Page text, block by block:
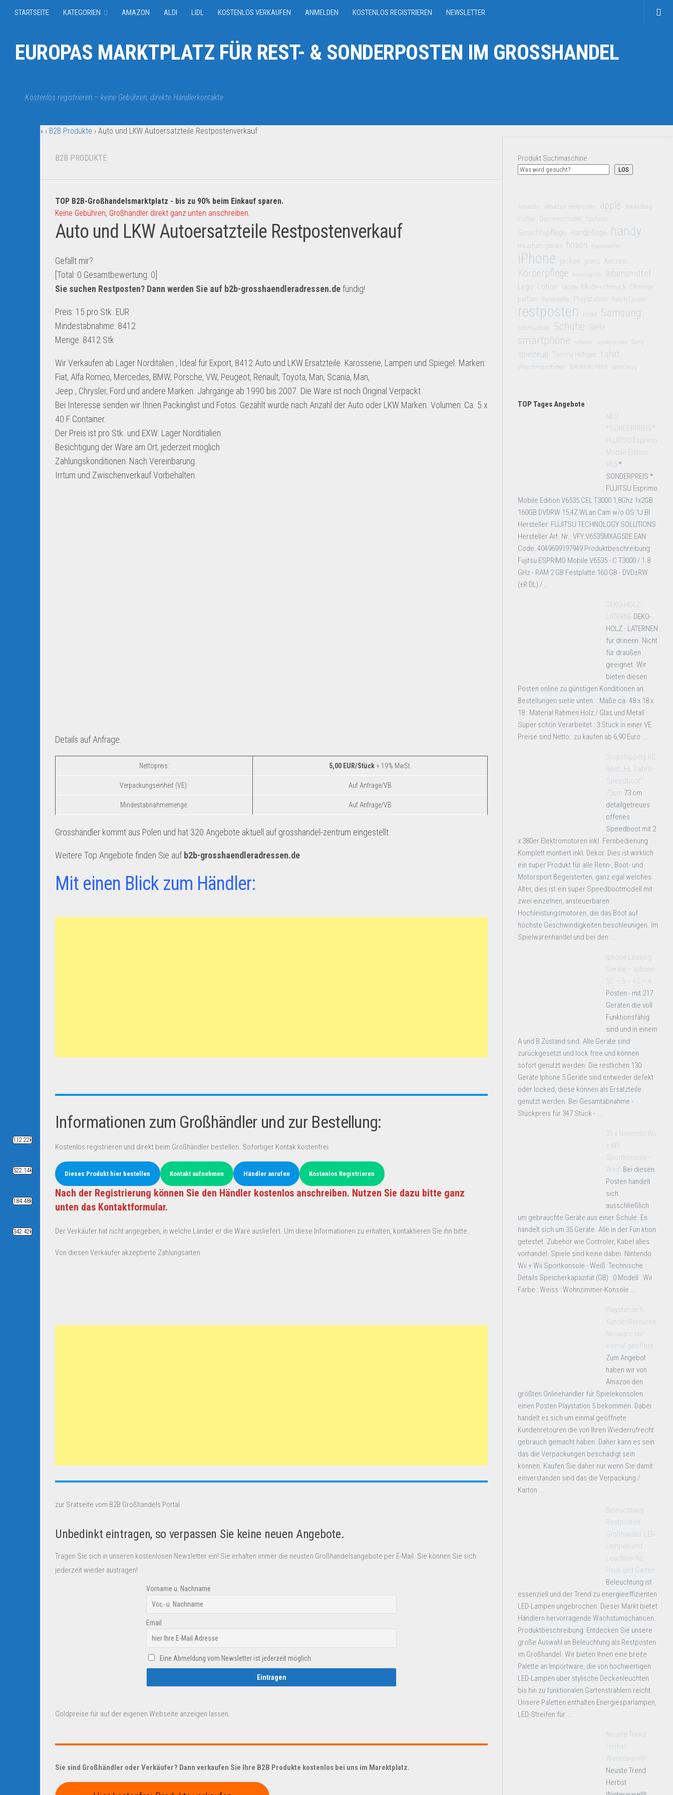
STARTSEITE KATEGORIEN AMAZON ALDI LIDL KOSTENLOS VERKAUFEN ANMELDEN KOSTENLOS REGISTRIEREN NEWSLETTER
EUROPAS MARKTPLATZ FÜR REST- & SONDERPOSTEN IM GROSSHANDEL
Kostenlos registrieren – keine Gebühren, direkte Händlerkontakte
» › B2B Produkte › Auto und LKW Autoersatzteile Restpostenverkauf
B2B PRODUKTE
TOP B2B-Großhandelsmarktplatz - bis zu 90% beim Einkauf sparen.
Keine Gebühren, Großhändler direkt ganz unten anschreiben.
Auto und LKW Autoersatzteile Restpostenverkauf
Gefällt mir?:
[Total: 0 Gesamtbewertung: 0
Sie suchen Restposten? Dann werden Sie auf b2b-grosshaendleradressen.defündig!
Preis: 15 pro Stk. EUR
Mindestabnahme: 8412
Menge: 8412 Stk
Wir Verkaufen ab Lager Norditalien , Ideal für Export, 8412 Auto und LKW Ersatzteile. Karosserie, Lampen und Spiegel. Marken:
Fiat, Alfa Romeo, Mercedes, BMW, Porsche, VW, Peugeot, Renault, Toyota, Man, Scania, Man,
Jeep , Chrysler, Ford und andere Marken. Jahrgänge ab 1990 bis 2007. Die Ware ist noch Original Verpackt
Bei Interesse senden wir Ihnen Packinglist und Fotos. Gezählt wurde nach Anzahl der Auto oder LKW Marken. Volumen: Ca. 5 x
40 F Container.
Der Preis ist pro Stk. und EXW. Lager Norditialien.
Besichtigung der Ware am Ort, jederzeit möglich
Zahlungskonditionen: Nach Vereinbarung.
Irrtum und Zwischenverkauf Vorbehalten.
Details auf Anfrage.
Nettopreis: 5,00 EUR/Stück+ 19% MwSt.
Verpackungseinheit (VE): Auf Anfrage/VB
Mindestabnahmemenge: Auf Anfrage/VB
Grosshändler kommt aus Polen und hat 320 Angebote aktuell auf grosshandel-zentrum eingestellt.
Weitere Top Angebote finden Sie auf b2b-grosshaendleradressen.de
Mit einen Blick zum Händler:
Informationen zum Großhändler und zur Bestellung:
Kostenlos registrieren und direkt beim Großhändler bestellen. Sofortiger Kontak kostenfrei.
Dieses Produkt hier bestellen Kontakt aufnehmen Händler anrufen Kostenlos Registrieren
Nach der Registrierung können Sie den Händler kostenlos anschreiben. Nutzen Sie dazu bitte ganz
unten das Kontaktformular.
Der Verkäufer hat nicht angegeben, in welche Länder er die Ware ausliefert. Um diese Informationen zu erhalten, kontaktieren Sie ihn bitte.
Von diesen Verkäufer akzeptierte Zahlungsarten
zur Sratseite vom B2B Großhandels Portal
Unbedinkt eintragen, so verpassen Sie keine neuen Angebote.
Tragen Sie sich in unseren kostenlosen Newsletter ein! Sie erhalten immer die neusten Großhandelsangebote per E-Mail. Sie können Sie sich
jederzeit wieder austragen!
Vorname u. Nachname
Email
Eine Abmeldung vom Newsletter ist jederzeit möglich.
Goldpreise für auf der eigenen Webseite anzeigen lassen.
Sie sind Großhändler oder Verkäufer? Dann verkaufen Sie Ihre B2B Produkte kostenlos bei uns im Marektplatz.
Produkt Suchmaschine
LOS
Amazon amazon restposten apple Bekleidung
Collier Damenschuhe fashion
Gesichtspflege Handpflege handy
Haushaltsgeräte hosen Hygieneartikel
iPhone jacken jeans Kerzen
Körperpflege Küchengeräte lebensmittel
Lego Lotion Mode Modeschmuck Ohrringe
parfüm
Perlenkette Playstation Ralph Lauren
restposten röcke Samsung
Schmuckset Schuhe Seife
smartphone software sonderposten Sony
spielzeug Tommy Hilfiger t shirt
Waschmaschinen Weihnachten Werkzeug
TOP Tages Angebote
NEU
*SONDERPREIS*
FUJITSU Esprimo
Mobile Edition
V65*
SONDERPREIS *
FUJITSU Esprimo
Mobile Edition V6535 CEL T3000 1,8Ghz 1x2GB
160GB DVDRW 15,4Z WLan Cam w/o OS 1J BI
Hersteller: FUJITSU TECHNOLOGY SOLUTIONS
Hersteller Art. Nr.: VFY:V6535MXAG5DE EAN
Code: 4049699197949 Produktbeschreibung:
Fujitsu ESPRIMO Mobile V6535 - C T3000 / 1.8
GHz - RAM 2 GB Festplatte 160 GB - DVD±RW
(±R DL) / ...
DEKO-HOLZ-
LATERNE DEKO-
HOLZ - LATERNEN
für drinenn. Nicht
für draußen
geeignet. Wir
bieten diesen
Posten online zu günstigen Konditionen an.
Bestellungen siehe unten. : Maße ca. 48 x 18 x
18 : Material Rahmen Holz / Glas und Metall :
Super schön Verarbeitet : 3 Stück in einer VE
Preise sind Netto: zu kaufen ab 6,90 Euro ...
Dropshipping RC
Boot „HL Cabrio-
Speedboot“
73cm 73 cm
detailgetreues
offenes
Speedboot mit 2
x 380er Elektromotoren inkl. Fernbedienung
Komplett montiert inkl. Dekor. Dies ist wirklich
ein super Produkt für alle Renn-, Boot- und
Motorsport Begeisterten, ganz egal welches
Alter, dies ist ein super Speedbootmodell mit
zwei einzelnen, ansteuerbaren
Hochleistungsmotoren, die das Boot auf
höchste Geschwindigkeiten beschleunigen. Im
Spielwarenhandel und bei den ...
Iphone Leasing
Geräte – Iphone
5C – 5 – 4S – 4
Posten - mit 217
Geräten die voll
Funktionsfähig
sind und in einem
A und B Zustand sind. Alle Geräte sind
zurückgesetzt und lock free und können
sofort genutzt werden. Die restlichen 130
Geräte Iphone 5 Geräte sind entweder defekt
oder locked, diese können als Ersatzteile
genutzt werden. Bei Gesamtabnahme -
Stückpreis für 347 Stück - ...
35 x Nintendo Wii
+ Wii
Sportkonsole –
Weiß Bei diesen
Posten handelt
sich
ausschließlich
um gebrauchte Geräte aus einer Schule. Es
handelt sich um 35 Geräte. Alle in der Fun ktion
getestet. Zubehör wie Controler, Kabel alles
vorhandel. Spiele sind keine dabei. Nintendo
Wii + Wii Sportkonsole - Weiß: Technische
Details Speicherkapazität (GB) : 0 Modell : Wii
Farbe : Weiss : Wohnzimmer-Konsole ...
Playstation 5
KundenRetouren
Neuware nur
einmal geöffnet
Zum Angebot
haben wir von
Amazon den
größten Onlinehändler für Spielekonsolen
einen Posten Playstation 5 bekommen. Dabei
handelt es sich um einmal geöffnete
Kundenretouren die von Ihren Wiederrufrecht
gebrauch gemacht haben. Daher kann es sein
das die Verpackungen beschädigt sein
können. Kaufen Sie daher nur wenn Sie damit
einverstanden sind das die Verpackung /
Karton ...
Beleuchtung
Restposten
Großhandel: LED-
Lampen und
Leuchten für
Haus und Garten
Beleuchtung ist
essenziell und der Trend zu energieeffizienten
LED-Lampen ungebrochen. Dieser Markt bietet
Händlern hervorragende Wachstumschancen.
Produktbeschreibung: Entdecken Sie unsere
große Auswahl an Beleuchtung als Restposten
im Großhandel. Wir bieten Ihnen eine breite
Palette an Importware, die von hochwertigen
LED-Lampen über stylische Deckenleuchten
bis hin zu funktionalen Gartenstrahlern reicht.
Unsere Paletten enthalten Energiesparlampen,
LED-Streifen für ...
Neuste Trend
Herbst
Winterware!!!!
Neuste Trend
Herbst
112.22k
522.14k
184.48k
342.42k